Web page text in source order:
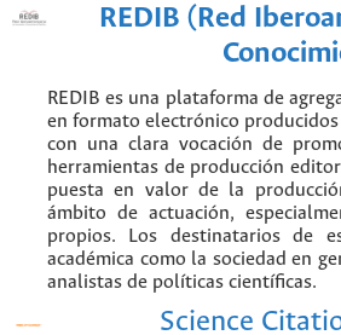
REDIB (Red
REDIB es una plataforma de
en formato electrónico
con una clara vocación de
herramientas de producción
puesta en valor de la
ámbito de actuación,
propios. Los destinatarios de
académica como la sociedad en
analistas de políticas científicas.
Science